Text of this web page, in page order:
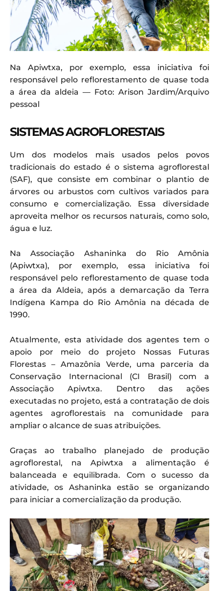
Na Apiwtxa, por exemplo, essa iniciativa foi
responsável pelo reflorestamento de quase toda
a área da aldeia — Foto: Arison Jardim/Arquivo
pessoal
SISTEMAS AGROFLORESTAIS
Um dos modelos mais usados pelos povos
tradicionais do estado é o sistema agroflorestal
(SAF), que consiste em combinar o plantio de
árvores ou arbustos com cultivos variados para
consumo e comercialização. Essa diversidade
aproveita melhor os recursos naturais, como solo,
água e luz.
Na Associação Ashaninka do Rio Amônia
(Apiwtxa), por exemplo, essa iniciativa foi
responsável pelo reflorestamento de quase toda
a área da Aldeia, após a demarcação da Terra
Indígena Kampa do Rio Amônia na década de
1990.
Atualmente, esta atividade dos agentes tem o
apoio por meio do projeto Nossas Futuras
Florestas – Amazônia Verde, uma parceria da
Conservação Internacional (CI Brasil) com a
Associação Apiwtxa. Dentro das ações
executadas no projeto, está a contratação de dois
agentes agroflorestais na comunidade para
ampliar o alcance de suas atribuições.
Graças ao trabalho planejado de produção
agroflorestal, na Apiwtxa a alimentação é
balanceada e equilibrada. Com o sucesso da
atividade, os Ashaninka estão se organizando
para iniciar a comercialização da produção.